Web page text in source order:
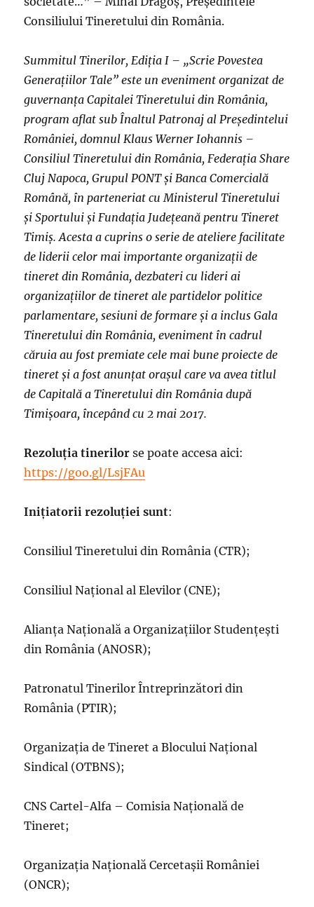
Consiliului Tineretului din România.
Summitul Tinerilor, Ediția I – „Scrie Povestea
Generațiilor Tale” este un eveniment organizat de
guvernanța Capitalei Tineretului din România,
program aflat sub Înaltul Patronaj al Președintelui
României, domnul Klaus Werner Iohannis –
Consiliul Tineretului din România, Federația Share
Cluj Napoca, Grupul PONT și Banca Comercială
Română, în parteneriat cu Ministerul Tineretului
și Sportului și Fundația Județeană pentru Tineret
Timiș. Acesta a cuprins o serie de ateliere facilitate
de liderii celor mai importante organizații de
tineret din România, dezbateri cu lideri ai
organizațiilor de tineret ale partidelor politice
parlamentare, sesiuni de formare și a inclus Gala
Tineretului din România, eveniment în cadrul
căruia au fost premiate cele mai bune proiecte de
tineret și a fost anunțat orașul care va avea titlul
de Capitală a Tineretului din România după
Timișoara, începând cu 2 mai 2017.
Rezoluția tinerilor se poate accesa aici:
https://goo.gl/LsjFAu
Inițiatorii rezoluției sunt:
Consiliul Tineretului din România (CTR);
Consiliul Național al Elevilor (CNE);
Alianța Națională a Organizațiilor Studențești
din România (ANOSR);
Patronatul Tinerilor Întreprinzători din
România (PTIR);
Organizația de Tineret a Blocului Național
Sindical (OTBNS);
CNS Cartel-Alfa – Comisia Națională de
Tineret;
Organizația Națională Cercetașii României
(ONCR);